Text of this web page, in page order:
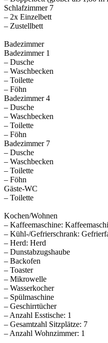
Schlafzimmer 7
– 2x Einzelbett
– Zustellbett
Badezimmer
Badezimmer 1
– Dusche
– Waschbecken
– Toilette
– Föhn
Badezimmer 4
– Dusche
– Waschbecken
– Toilette
– Föhn
Badezimmer 7
– Dusche
– Waschbecken
– Toilette
– Föhn
Gäste-WC
– Toilette
Kochen/Wohnen
– Kaffeemaschine:
– Kühl-/Gefrierschrank:
– Herd: Herd
– Dunstabzugshaube
– Backofen
– Toaster
– Mikrowelle
– Wasserkocher
– Spülmaschine
– Geschirrtücher
– Anzahl Esstische: 1
– Gesamtzahl Sitzplätze: 7
– Anzahl Wohnzimmer: 1